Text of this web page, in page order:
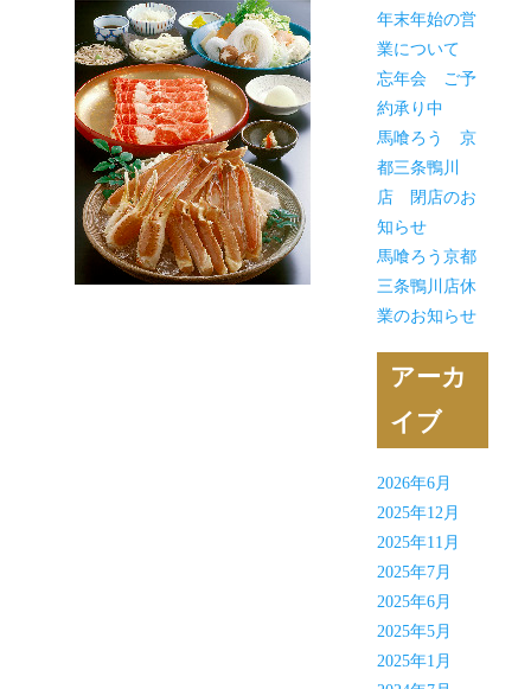
年末年始の営
業について
忘年会 ご予
約承り中
馬喰ろう 京
都三条鴨川
店 閉店のお
知らせ
馬喰ろう京都
三条鴨川店休
業のお知らせ
アーカ
イブ
2026年6月
2025年12月
2025年11月
2025年7月
2025年6月
2025年5月
2025年1月